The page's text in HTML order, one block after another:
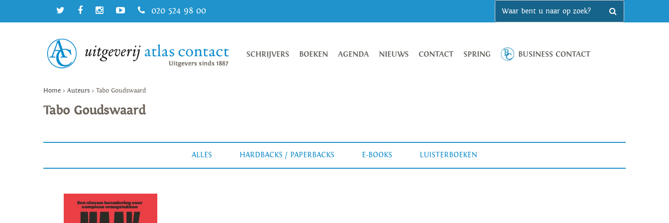
020 524 98 00
SCHRIJVERS BOEKEN AGENDA NIEUWS CONTACT SPRING BUSINESS CONTACT
Home > Auteurs > Tabo Goudswaard
Tabo Goudswaard
ALLES HARDBACKS / PAPERBACKS E-BOOKS LUISTERBOEKEN